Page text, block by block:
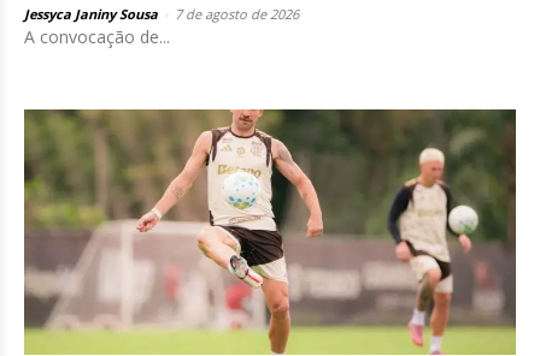
Jessyca Janiny Sousa 7 de agosto de 2026
A convocação de...